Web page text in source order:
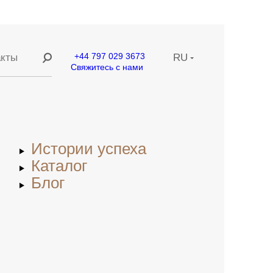
+44 797 029 3673
Свяжитесь с нами
RU
Истории успеха
Каталог
Блог